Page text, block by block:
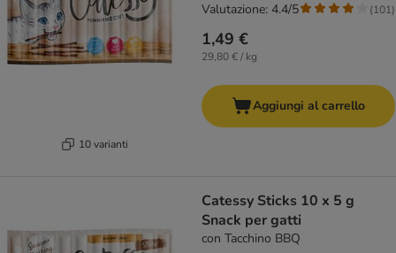
10 varianti
1,49 €
29,80 € / kg
Valutazione: 4.4/5 (101)
Aggiungi al carrello
Catessy Sticks 10 x 5 g
Snack per gatti
con Tacchino BBQ